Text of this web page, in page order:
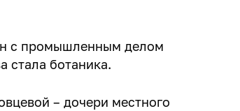
с промышленным делом
стала ботаника.
– дочери местного